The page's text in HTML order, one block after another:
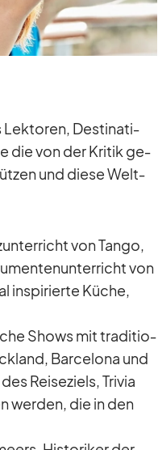
Lek­to­ren, De­sti­na­ti­
die von der Kri­tik ge­
und diese Welt­
von Tango,
von
in­spi­rierte Kü­che,
Shows mit tra­di­tio­
Bar­ce­lona und
Rei­se­ziels, Tri­via
wer­den, die in den